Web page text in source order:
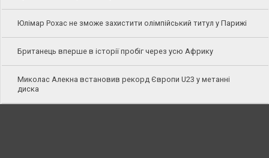
Юлімар Рохас не зможе захистити олімпійський титул у Парижі
Британець вперше в історії пробіг через усю Африку
Миколас Алекна встановив рекорд Європи U23 у метанні
диска